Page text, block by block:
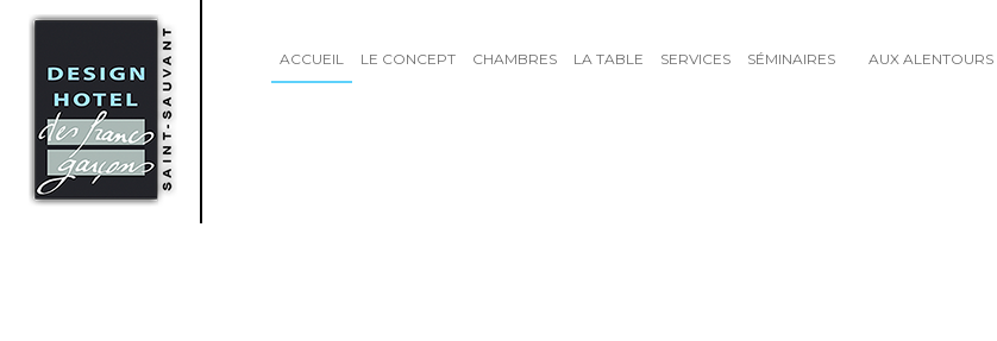
ACCUEIL LE CONCEPT CHAMBRES LA TABLE SERVICES SÉMINAIRES AUX ALENTOURS